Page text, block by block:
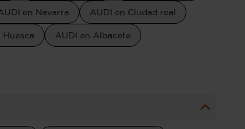
en Navarra AUDI en Ciudad real
Huesca AUDI en Albacete